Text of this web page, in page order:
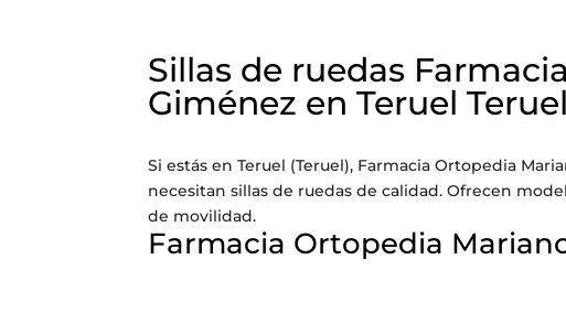
Sillas de ruedas
Giménez en Teruel Teruel
Si estás en Teruel (Teruel), Farmacia Ortopedia
necesitan sillas de ruedas de calidad. Ofrecen
de movilidad.
Farmacia Ortopedia